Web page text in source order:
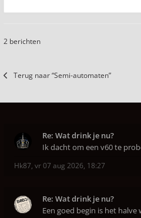
2 berichten
Terug naar “Semi-automaten”
Re: Wat drink je nu?
Ik dacht om een v60 te
Hk87, vr 07 aug 2026, 18:27
Re: Wat drink je nu?
Een goed begin is het halve